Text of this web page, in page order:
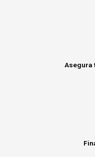
Asegura